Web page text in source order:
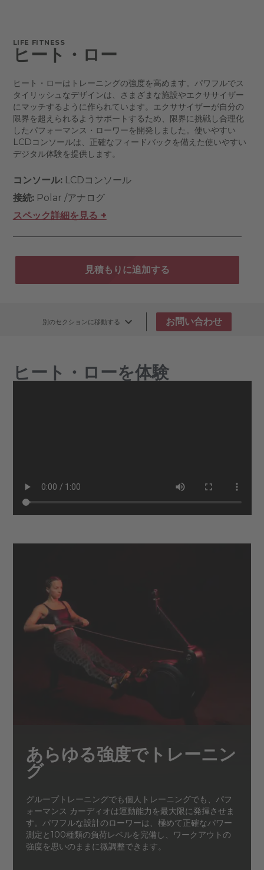
LIFE FITNESS
ヒート・ロー
ヒート・ローはトレーニングの強度を高めます。パワフルでス
タイリッシュなデザインは、さまざまな施設やエクササイザー
にマッチするように作られています。エクササイザーが自分の
限界を超えられるようサポートするため、限界に挑戦し合理化
したパフォーマンス・ローワーを開発しました。使いやすい
LCDコンソールは、正確なフィードバックを備えた使いやすい
デジタル体験を提供します。
コンソール:LCDコンソール
接続:Polar /アナログ
スペック詳細を見る +
見積もりに追加する
別のセクションに移動する お問い合わせ
ヒート・ローを体験
あらゆる強度でトレーニン
グ
グループトレーニングでも個人トレーニングでも、パフ
ォーマンス カーディオは運動能力を最大限に発揮させま
す。パワフルな設計のローワーは、極めて正確なパワー
測定と100種類の負荷レベルを完備し、ワークアウトの
強度を思いのままに微調整できます。